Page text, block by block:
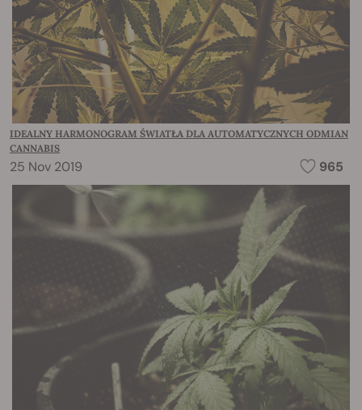
IDEALNY HARMONOGRAM ŚWIATŁA DLA AUTOMATYCZNYCH ODMIAN
CANNABIS
25 Nov 2019 965